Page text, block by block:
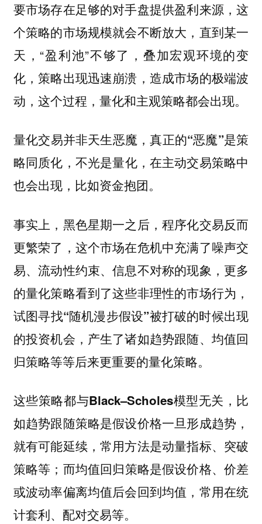
要市场存在足够的对手盘提供盈利来源，这
个策略的市场规模就会不断放大 ，直到某一
天，“盈利池”不够了，叠加宏观环境的变
化，策略出现迅速崩溃，造成市场的极端波
动，这个过程，量化和主观策略都会出现。
量化交易并非天生恶魔，真正的“恶魔”是策
略同质化 ，不光是量化，在主动交易策略中
也会出现，比如资金抱团。
事实上，黑色星期一之后，程序化交易反而
更繁荣了，这个市场在危机中充满了噪声交
易、流动性约束、信息不对称的现象，更多
的量化策略看到了这些非理性的市场行为，
试图寻找“随机漫步假设”被打破的时候出现
的投资机会，产生了诸如趋势跟随、均值回
归策略等等后来更重要的量化策略。
这些策略都与Black–Scholes模型无关 ，比
如趋势跟随策略是假设价格一旦形成趋势，
就有可能延续，常用方法是动量指标、突破
策略等；而均值回归策略是假设价格、价差
或波动率偏离均值后会回到均值，常用在统
计套利、配对交易等。